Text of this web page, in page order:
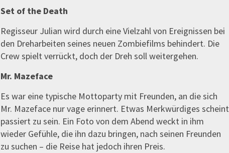
Set of the Death
Regisseur Julian wird durch eine Vielzahl von Ereignissen bei
den Dreharbeiten seines neuen Zombiefilms behindert. Die
Crew spielt verrückt, doch der Dreh soll weitergehen.
Mr. Mazeface
Es war eine typische Mottoparty mit Freunden, an die sich
Mr. Mazeface nur vage erinnert. Etwas Merkwürdiges scheint
passiert zu sein. Ein Foto von dem Abend weckt in ihm
wieder Gefühle, die ihn dazu bringen, nach seinen Freunden
zu suchen – die Reise hat jedoch ihren Preis.